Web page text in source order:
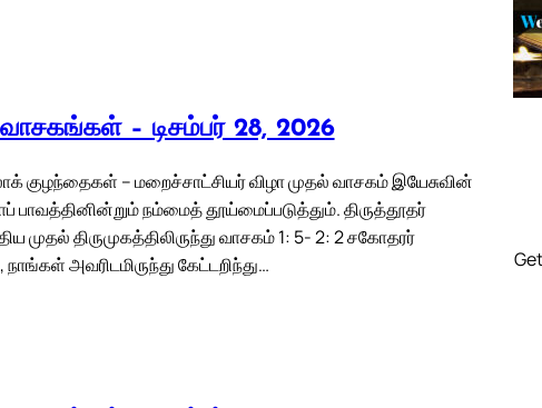
வாசகங்கள் – டிசம்பர் 28, 2026
குழந்தைகள் – மறைச்சாட்சியர் விழா முதல் வாசகம் இயேசுவின்
பாவத்தினின்றும் நம்மைத் தூய்மைப்படுத்தும். திருத்தூதர்
முதல் திருமுகத்திலிருந்து வாசகம் 1: 5- 2: 2 சகோதரர்
அவரிடமிருந்து கேட்டறிந்து…